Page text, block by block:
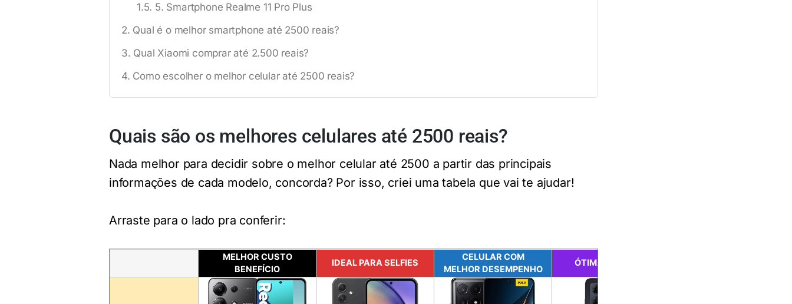
5. Smartphone Realme 11 Pro Plus
Qual é o melhor smartphone até 2500 reais?
Qual Xiaomi comprar até 2.500 reais?
Como escolher o melhor celular até 2500 reais?
Quais são os melhores celulares até 2500 reais?
Nada melhor para decidir sobre o melhor celular até 2500 a partir das principais
informações de cada modelo, concorda? Por isso, criei uma tabela que vai te ajudar!
Arraste para o lado pra conferir:
MELHOR CUSTO
BENEFÍCIO
IDEAL PARA SELFIES
CELULAR COM
MELHOR DESEMPENHO
ÓTIMA ESCOLHA